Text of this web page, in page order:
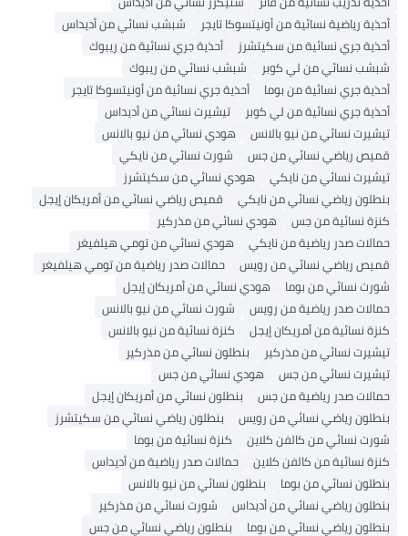
أحذية رياضية نسائية من أونيتسوكا تايجر
شبشب نسائي من أديداس
أحذية جري نسائية من سكيتشرز
أحذية جري نسائية من ريبوك
شبشب نسائي من لي كوبر
شبشب نسائي من ريبوك
أحذية جري نسائية من بوما
أحذية جري نسائية من أونيتسوكا تايجر
أحذية جري نسائية من لي كوبر
تيشيرت نسائي من أديداس
تيشيرت نسائي من نيو بالانس
هودي نسائي من نيو بالانس
قميص رياضي نسائي من جس
شورت نسائي من نايكي
تيشيرت نسائي من نايكي
هودي نسائي من سكيتشرز
بنطلون رياضي نسائي من نايكي
قميص رياضي نسائي من أمريكان إيجل
كنزة نسائية من جس
هودي نسائي من مذركير
حمالات صدر رياضية من نايكي
هودي نسائي من تومي هيلفيغر
قميص رياضي نسائي من رويس
حمالات صدر رياضية من تومي هيلفيغر
شورت نسائي من بوما
هودي نسائي من أمريكان إيجل
حمالات صدر رياضية من رويس
شورت نسائي من نيو بالانس
كنزة نسائية من أمريكان إيجل
كنزة نسائية من نيو بالانس
تيشيرت نسائي من مذركير
بنطلون نسائي من مذركير
تيشيرت نسائي من جس
هودي نسائي من جس
حمالات صدر رياضية من جس
بنطلون نسائي من أمريكان إيجل
بنطلون رياضي نسائي من رويس
بنطلون رياضي نسائي من سكيتشرز
شورت نسائي من كالفن كلاين
كنزة نسائية من بوما
كنزة نسائية من كالفن كلاين
حمالات صدر رياضية من أديداس
بنطلون نسائي من بوما
بنطلون نسائي من نيو بالانس
بنطلون رياضي نسائي من أديداس
شورت نسائي من مذركير
بنطلون رياضي نسائي من بوما
بنطلون رياضي نسائي من جس